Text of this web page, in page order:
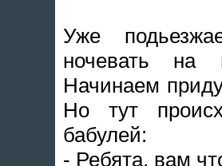
Уже
ночевать на
Начинаем
Но тут
бабулей:
- Ребята, вам